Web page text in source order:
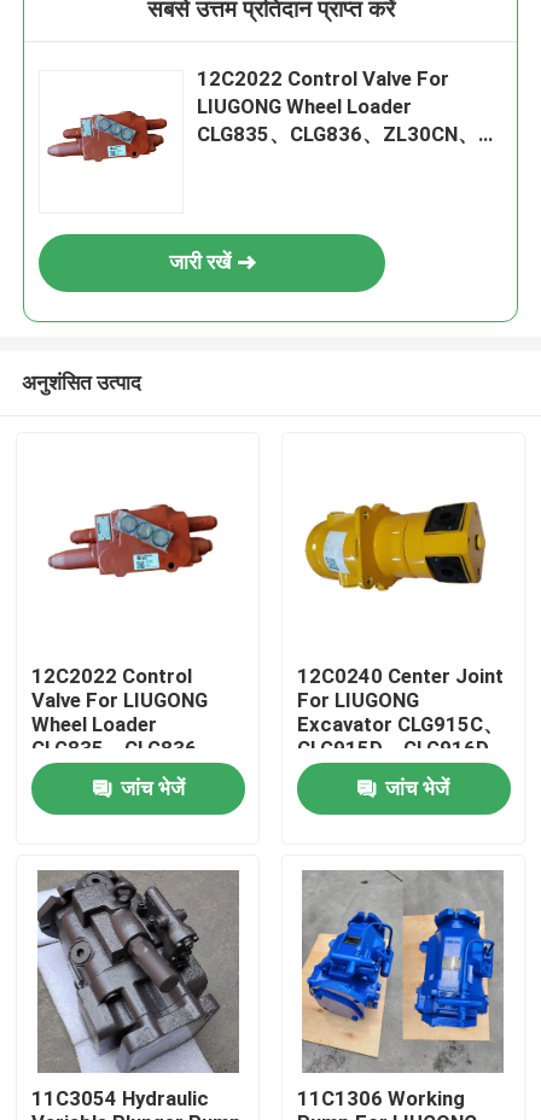
घर
उत्पादों
वीडियो
सबसे उत्तम प्रतिदान प्राप्त करें
12C2022 Control Valve For
LIUGONG Wheel Loader
CLG835、CLG836、ZL30CN、
जारी रखें
अनुशंसित उत्पाद
12C2022 Control
Valve For LIUGONG
Wheel Loader
CLG835、CLG836、
ZL30CN、ZL30E
CLG842、ZL40B
CLG850H、CLG855H
जांच भेजें
12C0240 Center Joint
For LIUGONG
Excavator CLG915C、
CLG915D、CLG916D
CLG920D、CLG920E
CLG922D जांच भेजें
11C3054 Hydraulic
11C1306 Working